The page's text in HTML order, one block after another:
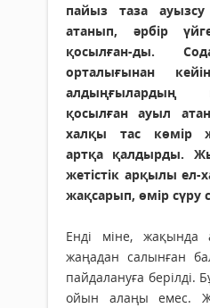
пайыз таза
атанып, әрбір
қосылған-ды.
орталығынан
алдыңғылардың
қосылған ауыл
халқы тас көмір
артқа қалдырды.
жетістік арқылы
жақсарып, өмір сүру
Енді міне, жақында
жаңадан салынған
пайдалануға берілді.
ойын алаңы емес.